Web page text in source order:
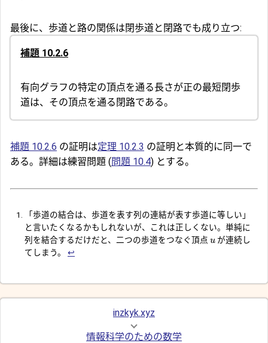
最後に、歩道と路の関係は閉歩道と閉路でも成り立つ:
補題 10.2.6
有向グラフの特定の頂点を通る長さが正の最短閉歩
道は、その頂点を通る閉路である。
補題 10.2.6 の証明は定理 10.2.3 の証明と本質的に同一で
ある。詳細は練習問題 (問題 10.4) とする。
「歩道の結合は、歩道を表す列の連結が表す歩道に等しい」
と言いたくなるかもしれないが、これは正しくない。単純に
列を結合するだけだと、二つの歩道をつなぐ頂点 u が連続し
てしまう。 ↩︎
inzkyk.xyz
情報科学のための数学